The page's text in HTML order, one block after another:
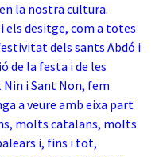
la nostra cultura.
els desitge, com a totes
dels sants Abdó i
de la festa i de les
Nin i Sant Non, fem
a veure amb eixa part
molts catalans, molts
i, fins i tot,